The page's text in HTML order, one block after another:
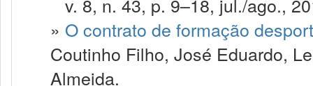
» O contrato de formação
Coutinho Filho, José Eduardo,
Almeida.